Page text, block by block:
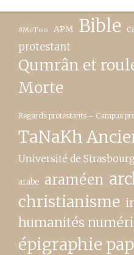
#MeToo APM Bible
protestant
Qumrân et
Morte
Regards protestants – Campus
TaNaKh
Université de Strasbourg
arabe araméen
christianisme
humanités
épigraphie